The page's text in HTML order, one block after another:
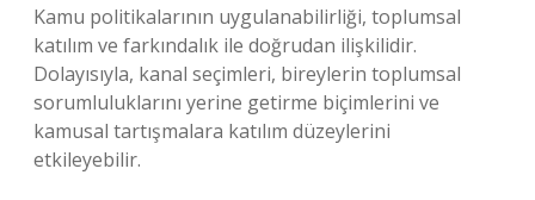
Kamu politikalarının uygulanabilirliği, toplumsal
katılım ve farkındalık ile doğrudan ilişkilidir.
Dolayısıyla, kanal seçimleri, bireylerin toplumsal
sorumluluklarını yerine getirme biçimlerini ve
kamusal tartışmalara katılım düzeylerini
etkileyebilir.